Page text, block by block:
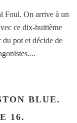
Foul. On arrive à un
ce dix-huitième
pot et décide de
BLUE.
16.